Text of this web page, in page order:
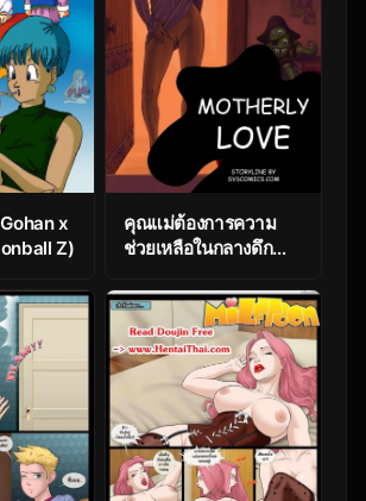
x
Z)
คุณแม่ต้องการความ
ช่วยเหลือในกลางดึก
Lover